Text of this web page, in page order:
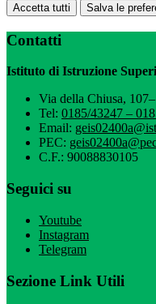
Accetta tutti Salva le
Contatti
Istituto di Istruzione
Via della Chiusa,
Tel: 0185/43247 –
Email:
PEC:
C.F.: 90088830105
Seguici su
Youtube
Instagram
Telegram
Sezione Link Utili